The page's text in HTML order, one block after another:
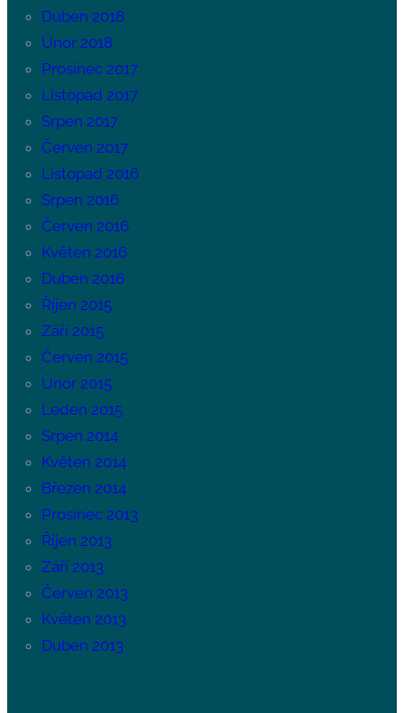
Duben 2018
Únor 2018
Prosinec 2017
Listopad 2017
Srpen 2017
Červen 2017
Listopad 2016
Srpen 2016
Červen 2016
Květen 2016
Duben 2016
Říjen 2015
Září 2015
Červen 2015
Únor 2015
Leden 2015
Srpen 2014
Květen 2014
Březen 2014
Prosinec 2013
Říjen 2013
Září 2013
Červen 2013
Květen 2013
Duben 2013